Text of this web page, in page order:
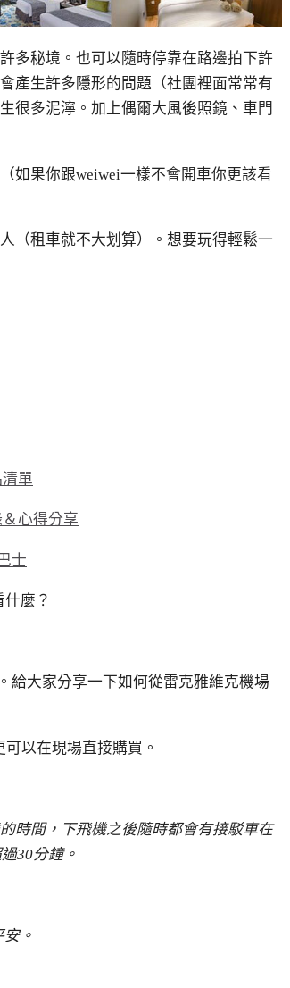
多秘境。也可以隨時停靠在路邊拍下許
產生許多隱形的問題（社團裡面常常有
很多泥濘。加上偶爾大風後照鏡、車門
如果你跟weiwei一樣不會開車你更該看
（租車就不大划算）。想要玩得輕鬆一
單
心得分享
士
麼？
給大家分享一下如何從雷克雅維克機場
以在現場直接購買。
時間，下飛機之後隨時都會有接駁車在
30分鐘。
。